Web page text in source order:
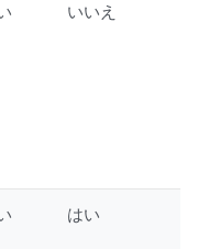
いいえ
はい